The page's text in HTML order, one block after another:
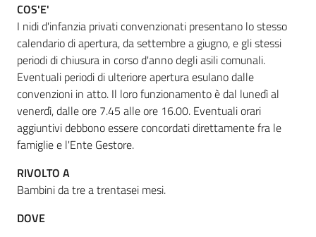
Newsletter
COS'E'
I nidi d'infanzia privati convenzionati presentano lo stesso
calendario di apertura, da settembre a giugno, e gli stessi
periodi di chiusura in corso d'anno degli asili comunali.
Eventuali periodi di ulteriore apertura esulano dalle
convenzioni in atto. Il loro funzionamento è dal lunedì al
venerdì, dalle ore 7.45 alle ore 16.00. Eventuali orari
aggiuntivi debbono essere concordati direttamente fra le
famiglie e l'Ente Gestore.
RIVOLTO A
Bambini da tre a trentasei mesi.
DOVE